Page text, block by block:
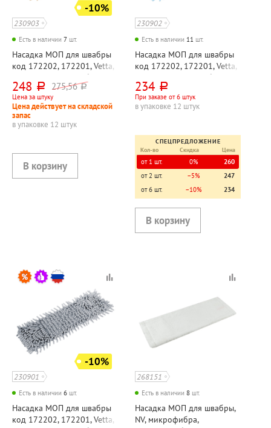
-10%
230903
Есть в наличии 7 шт.
Насадка МОП для швабры
код 172202, 172201, Vetta,
"Эконом", микрофибра,
40см*10см, бежевая, 70г⁄м²
248 руб. 275,56 руб.
Цена за штуку
Цена действует на складской
запас
в упаковке 12 штук
230902
Есть в наличии 11 шт.
Насадка МОП для швабры
код 172202, 172201, Vetta,
"Эконом", микрофибра,
40см*10см, голубая, 70г⁄м²
234 руб.
При заказе от 6 штук
в упаковке 12 штук
СПЕЦПРЕДЛОЖЕНИЕ
Кол-во
Скидка Цена
от 1 шт. 0%
260
от 2 шт.
−5%
247
от 6 шт.
−10% 234
-10%
230901
Есть в наличии 6 шт.
Насадка МОП для швабры
код 172202, 172201, Vetta,
268151
Есть в наличии 8 шт.
Насадка МОП для швабры,
NV, микрофибра,